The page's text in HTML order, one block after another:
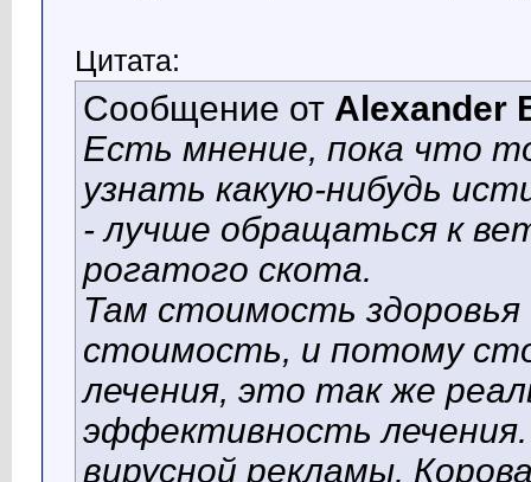
Цитата:
Сообщение от Alexander
Есть мнение, пока что
узнать какую-нибудь
- лучше обращаться к
рогатого скота.
Там стоимость
стоимость, и потому
лечения, это так же
эффективность лечения.
вирусной рекламы.